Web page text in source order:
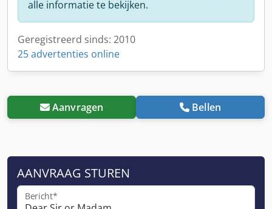
alle informatie te bekijken.
Geregistreerd sinds: 2010
25 advertenties online
Aanvragen Bellen
AANVRAAG STUREN
Bericht*